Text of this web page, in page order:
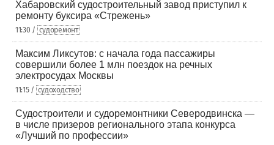
Хабаровский судостроительный завод приступил к
ремонту буксира «Стрежень»
11:30 / судоремонт
Максим Ликсутов: с начала года пассажиры
совершили более 1 млн поездок на речных
электросудах Москвы
11:15 / судоходство
Судостроители и судоремонтники Северодвинска —
в числе призеров регионального этапа конкурса
«Лучший по профессии»